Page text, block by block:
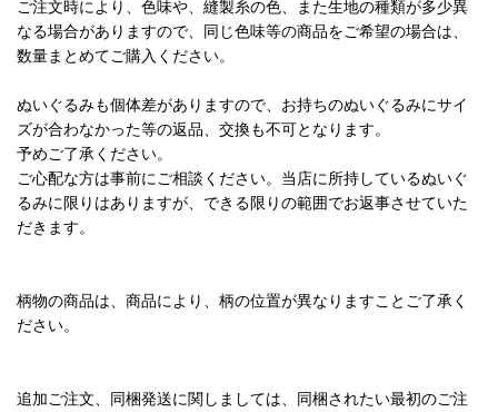
ご注文時により、色味や、縫製糸の色、また生地の種類が多少異
なる場合がありますので、同じ色味等の商品をご希望の場合は、
数量まとめてご購入ください。
ぬいぐるみも個体差がありますので、お持ちのぬいぐるみにサイ
ズが合わなかった等の返品、交換も不可となります。
予めご了承ください。
ご心配な方は事前にご相談ください。当店に所持しているぬいぐ
るみに限りはありますが、できる限りの範囲でお返事させていた
だきます。
柄物の商品は、商品により、柄の位置が異なりますことご了承く
ださい。
追加ご注文、同梱発送に関しましては、同梱されたい最初のご注